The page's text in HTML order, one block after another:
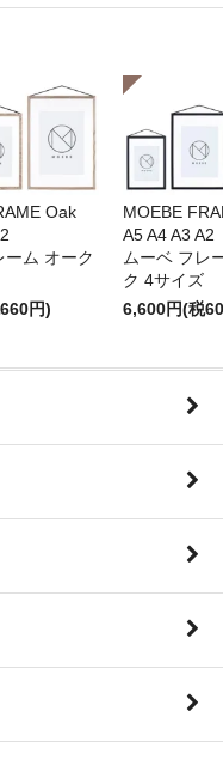
Oak
ーム オーク
円)
MOEBE
A5 A4 A3 A2
ムーベ フレ
ク 4サイズ
6,600円(税